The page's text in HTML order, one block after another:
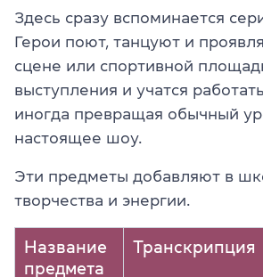
Здесь сразу вспоминается
Герои поют, танцуют и
сцене или спортивной
выступления и учатся
иногда превращая обычный
настоящее шоу.
Эти предметы добавляют в
творчества и энергии.
Название
предмета
Транскрипция